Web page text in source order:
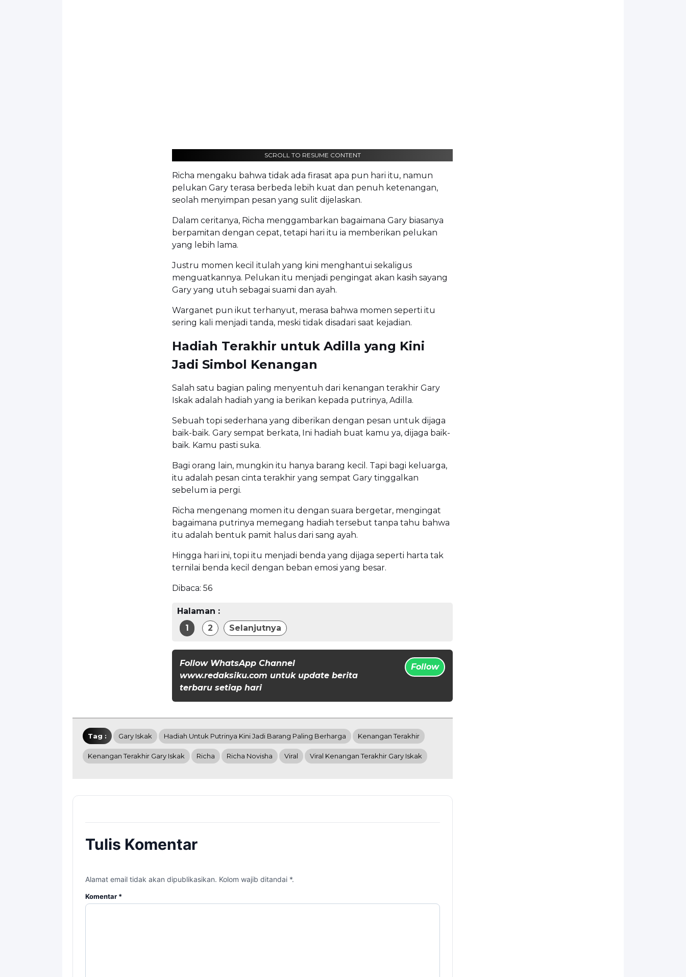
SCROLL TO RESUME CONTENT
Richa mengaku bahwa tidak ada firasat apa pun hari itu, namun
pelukan Gary terasa berbeda lebih kuat dan penuh ketenangan,
seolah menyimpan pesan yang sulit dijelaskan.
Dalam ceritanya, Richa menggambarkan bagaimana Gary biasanya
berpamitan dengan cepat, tetapi hari itu ia memberikan pelukan
yang lebih lama.
Justru momen kecil itulah yang kini menghantui sekaligus
menguatkannya. Pelukan itu menjadi pengingat akan kasih sayang
Gary yang utuh sebagai suami dan ayah.
Warganet pun ikut terhanyut, merasa bahwa momen seperti itu
sering kali menjadi tanda, meski tidak disadari saat kejadian.
Hadiah Terakhir untuk Adilla yang Kini
Jadi Simbol Kenangan
Salah satu bagian paling menyentuh dari kenangan terakhir Gary
Iskak adalah hadiah yang ia berikan kepada putrinya, Adilla.
Sebuah topi sederhana yang diberikan dengan pesan untuk dijaga
baik-baik. Gary sempat berkata, Ini hadiah buat kamu ya, dijaga baik-
baik. Kamu pasti suka.
Bagi orang lain, mungkin itu hanya barang kecil. Tapi bagi keluarga,
itu adalah pesan cinta terakhir yang sempat Gary tinggalkan
sebelum ia pergi.
Richa mengenang momen itu dengan suara bergetar, mengingat
bagaimana putrinya memegang hadiah tersebut tanpa tahu bahwa
itu adalah bentuk pamit halus dari sang ayah.
Hingga hari ini, topi itu menjadi benda yang dijaga seperti harta tak
ternilai benda kecil dengan beban emosi yang besar.
Dibaca: 56
Halaman :
1
2 Selanjutnya
Follow WhatsApp Channel
www.redaksiku.com untuk update berita
terbaru setiap hari
Follow
Tag : Gary Iskak Hadiah Untuk Putrinya Kini Jadi Barang Paling Berharga Kenangan Terakhir
Kenangan Terakhir Gary Iskak Richa Richa Novisha Viral Viral Kenangan Terakhir Gary Iskak
Tulis Komentar
Alamat email tidak akan dipublikasikan. Kolom wajib ditandai *.
Komentar *